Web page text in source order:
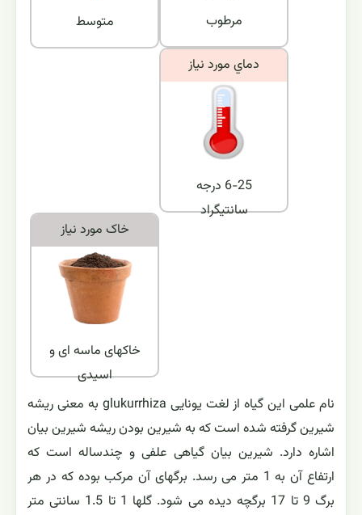
متوسط مرطوب
دماي مورد نياز
6-25 درجه
سانتیگراد
خاک مورد نياز
خاکهای ماسه ای و
اسیدی
نام علمی این گیاه از لغت یونایی glukurrhiza به معنی ریشه
شیرین گرفته شده است که به شیرین بودن ریشه شیرین بیان
اشاره دارد. شیرین بیان گیاهی علفی و چندساله است که
ارتفاع آن به 1 متر می رسد. برگهای آن مرکب بوده که در هر
برگ 9 تا 17 برگچه دیده می شود. گلها 1 تا 1.5 سانتی متر